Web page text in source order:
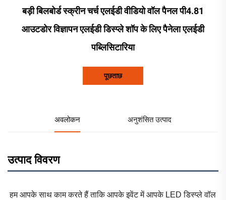
बड़ी बिलबोर्ड स्क्रीन चर्च एलईडी वीडियो वॉल पैनल पी4.81
आउटडोर विज्ञापन एलईडी डिस्प्ले शॉप के लिए पैनेला एलईडी
पब्लिसिटारिया
पूछताछ
अवलोकन अनुशंसित उत्पाद
उत्पाद विवरण
हम आपके साथ काम करते हैं ताकि आपके इवेंट में आपके LED डिस्प्ले वॉल